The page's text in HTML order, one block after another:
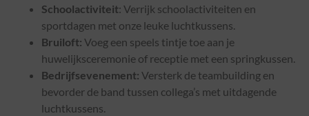
Schoolactiviteit: Verrijk schoolactiviteiten en
sportdagen met onze leuke luchtkussens.
Bruiloft: Voeg een speels tintje toe aan je
huwelijksceremonie of receptie met een springkussen.
Bedrijfsevenement: Versterk de teambuilding en
bevorder de band tussen collega’s met uitdagende
luchtkussens.